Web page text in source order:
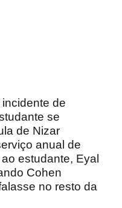
de
se
de Nizar
anual de
estudante, Eyal
Cohen
no resto da